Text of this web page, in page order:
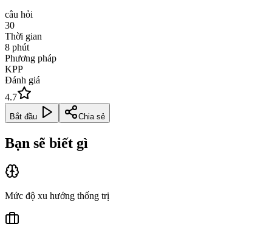
câu hỏi
30
Thời gian
8 phút
Phương pháp
KPP
Đánh giá
4.7
Bắt đầu Chia sẻ
Bạn sẽ biết gì
Mức độ xu hướng thống trị